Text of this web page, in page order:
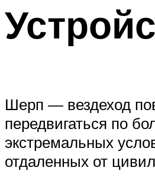
Шерп — вездеход
передвигаться по
экстремальных
отдаленных от